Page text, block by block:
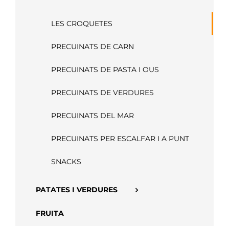
LES CROQUETES
PRECUINATS DE CARN
PRECUINATS DE PASTA I OUS
PRECUINATS DE VERDURES
PRECUINATS DEL MAR
PRECUINATS PER ESCALFAR I A PUNT
SNACKS
PATATES I VERDURES
FRUITA